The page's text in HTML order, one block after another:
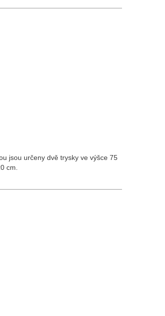
jsou určeny dvě trysky ve výšce 75
cm.